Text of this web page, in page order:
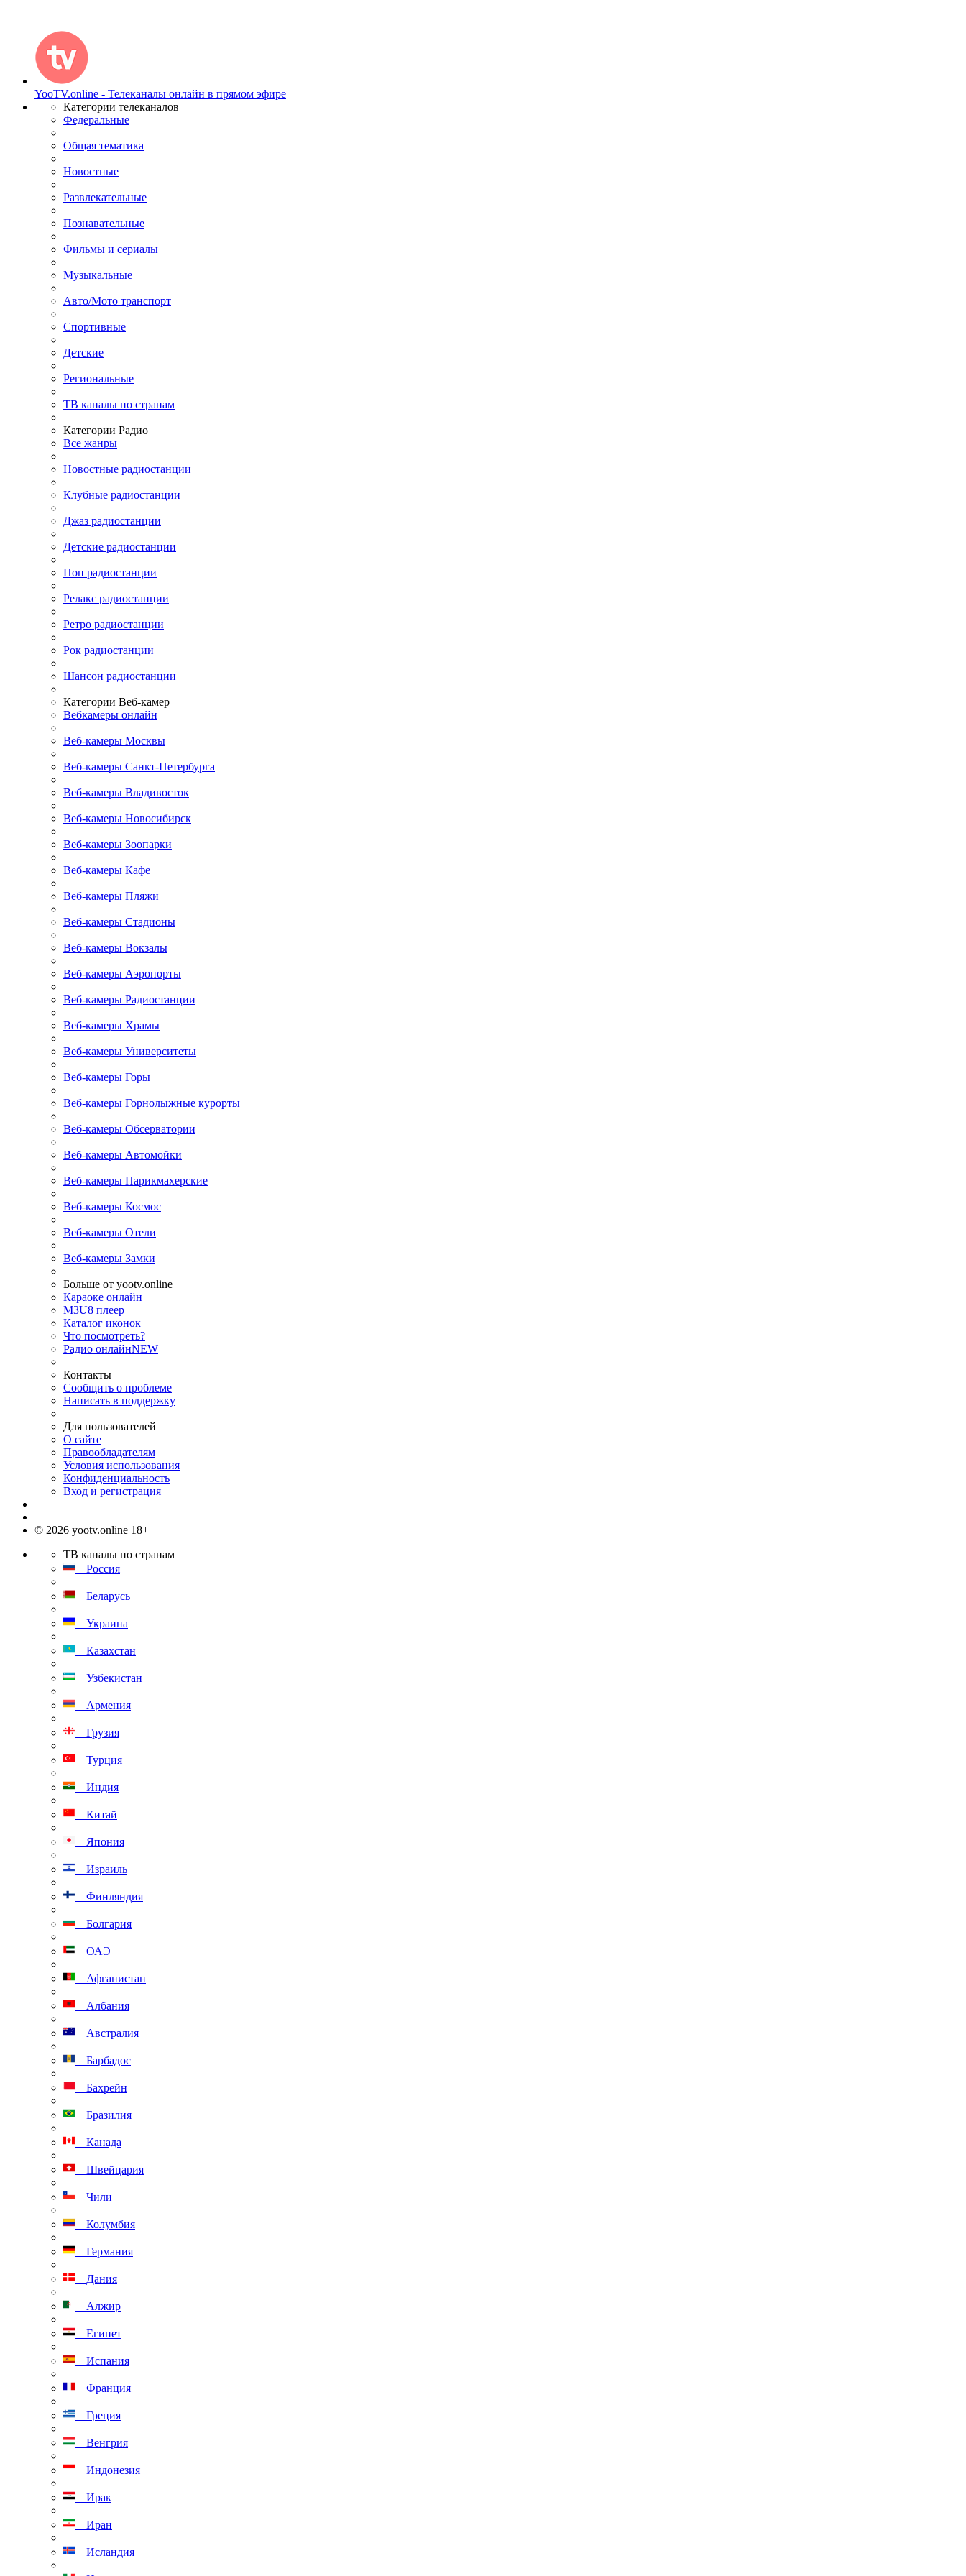
YooTV.online - Телеканалы онлайн в прямом эфире
Категории телеканалов
Федеральные
Общая тематика
Новостные
Развлекательные
Познавательные
Фильмы и сериалы
Музыкальные
Авто/Мото транспорт
Спортивные
Детские
Региональные
ТВ каналы по странам
Категории Радио
Все жанры
Новостные радиостанции
Клубные радиостанции
Джаз радиостанции
Детские радиостанции
Поп радиостанции
Релакс радиостанции
Ретро радиостанции
Рок радиостанции
Шансон радиостанции
Категории Веб-камер
Вебкамеры онлайн
Веб-камеры Москвы
Веб-камеры Санкт-Петербурга
Веб-камеры Владивосток
Веб-камеры Новосибирск
Веб-камеры Зоопарки
Веб-камеры Кафе
Веб-камеры Пляжи
Веб-камеры Стадионы
Веб-камеры Вокзалы
Веб-камеры Аэропорты
Веб-камеры Радиостанции
Веб-камеры Храмы
Веб-камеры Университеты
Веб-камеры Горы
Веб-камеры Горнолыжные курорты
Веб-камеры Обсерватории
Веб-камеры Автомойки
Веб-камеры Парикмахерские
Веб-камеры Космос
Веб-камеры Отели
Веб-камеры Замки
Больше от yootv.online
Караоке онлайн
M3U8 плеер
Каталог иконок
Что посмотреть?
Радио онлайнNEW
Контакты
Сообщить о проблеме
Написать в поддержку
Для пользователей
О сайте
Правообладателям
Условия использования
Конфиденциальность
Вход и регистрация
© 2026 yootv.online 18+
ТВ каналы по странам
Россия
Беларусь
Украина
Казахстан
Узбекистан
Армения
Грузия
Турция
Индия
Китай
Япония
Израиль
Финляндия
Болгария
ОАЭ
Афганистан
Албания
Австралия
Барбадос
Бахрейн
Бразилия
Канада
Швейцария
Чили
Колумбия
Германия
Дания
Алжир
Египет
Испания
Франция
Греция
Венгрия
Индонезия
Ирак
Иран
Исландия